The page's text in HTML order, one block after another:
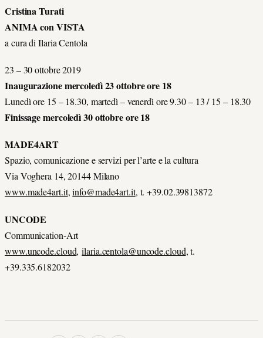
Cristina Turati
ANIMA con VISTA
a cura di Ilaria Centola
23 – 30 ottobre 2019
Inaugurazione mercoledì 23 ottobre ore 18
Lunedì ore 15 – 18.30, martedì – venerdì ore 9.30 – 13 / 15 – 18.30
Finissage mercoledì 30 ottobre ore 18
MADE4ART
Spazio, comunicazione e servizi per l’arte e la cultura
Via Voghera 14, 20144 Milano
www.made4art.it,info@made4art.it, t. +39.02.39813872
UNCODE
Communication-Art
www.uncode.cloud,ilaria.centola@uncode.cloud, t.
+39.335.6182032